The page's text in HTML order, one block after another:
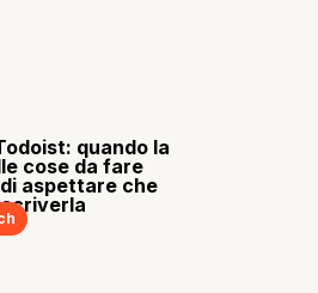
quando la
cose da fare
aspettare che